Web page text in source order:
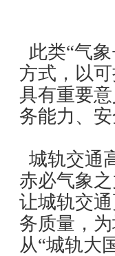
此类“气
方式，以
具有重要
务能力、
城轨交通
赤必气象
让城轨交
务质量，
从“城轨大